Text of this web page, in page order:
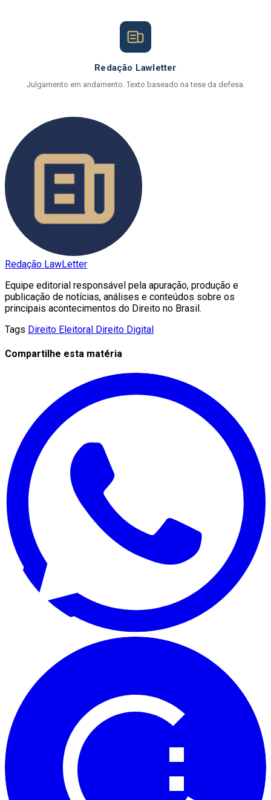
Redação Lawletter
Julgamento em andamento. Texto baseado na tese da defesa.
Redação LawLetter
Equipe editorial responsável pela apuração, produção e
publicação de notícias, análises e conteúdos sobre os
principais acontecimentos do Direito no Brasil.
Tags Direito Eleitoral Direito Digital
Compartilhe esta matéria